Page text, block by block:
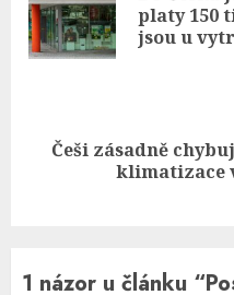
platy 150
jsou u
Next
Češi zásadně
klimatizace
1 názor u článku “